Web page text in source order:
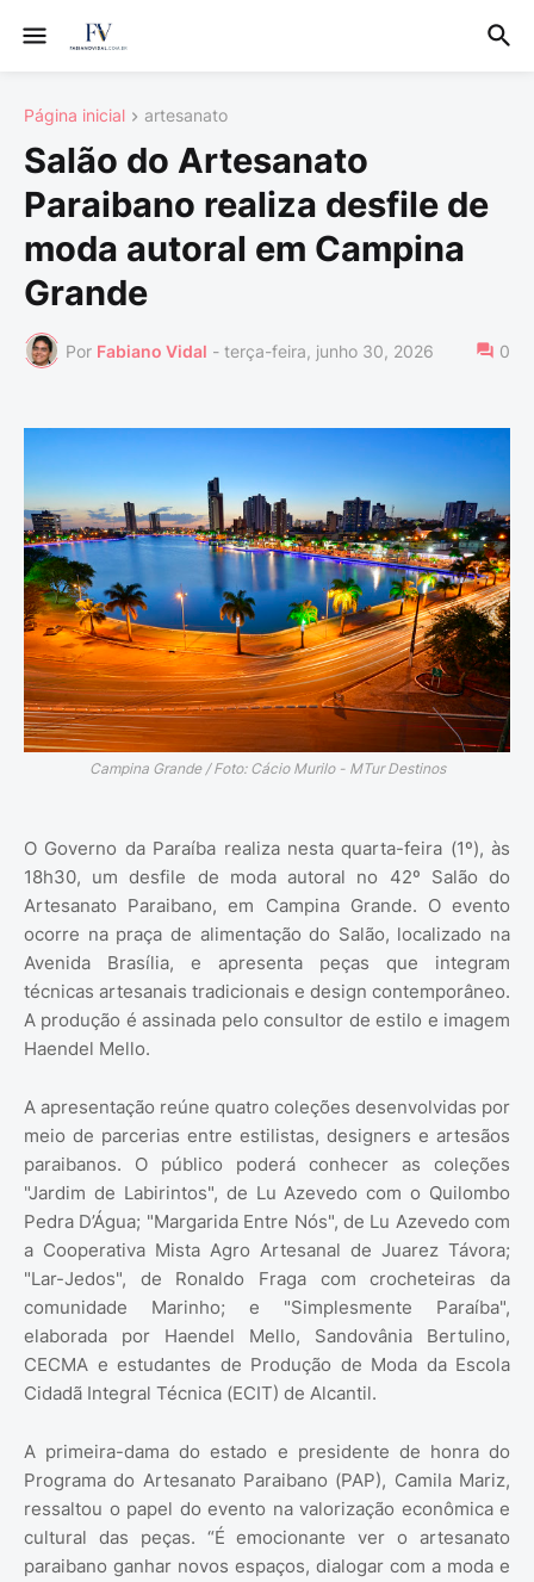
Página inicial artesanato
Salão do Artesanato
Paraibano realiza desfile de
moda autoral em Campina
Grande
Por Fabiano Vidal - terça-feira, junho 30, 2026 0
Campina Grande / Foto: Cácio Murilo - MTur Destinos
O Governo da Paraíba realiza nesta quarta-feira (1º), às
18h30, um desfile de moda autoral no 42º Salão do
Artesanato Paraibano, em Campina Grande. O evento
ocorre na praça de alimentação do Salão, localizado na
Avenida Brasília, e apresenta peças que integram
técnicas artesanais tradicionais e design contemporâneo.
A produção é assinada pelo consultor de estilo e imagem
Haendel Mello.
A apresentação reúne quatro coleções desenvolvidas por
meio de parcerias entre estilistas, designers e artesãos
paraibanos. O público poderá conhecer as coleções
"Jardim de Labirintos", de Lu Azevedo com o Quilombo
Pedra D’Água; "Margarida Entre Nós", de Lu Azevedo com
a Cooperativa Mista Agro Artesanal de Juarez Távora;
"Lar-Jedos", de Ronaldo Fraga com crocheteiras da
comunidade Marinho; e "Simplesmente Paraíba",
elaborada por Haendel Mello, Sandovânia Bertulino,
CECMA e estudantes de Produção de Moda da Escola
Cidadã Integral Técnica (ECIT) de Alcantil.
A primeira-dama do estado e presidente de honra do
Programa do Artesanato Paraibano (PAP), Camila Mariz,
ressaltou o papel do evento na valorização econômica e
cultural das peças. “É emocionante ver o artesanato
paraibano ganhar novos espaços, dialogar com a moda e